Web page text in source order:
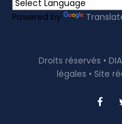
Powered by
Droits réservés •
légales • Site